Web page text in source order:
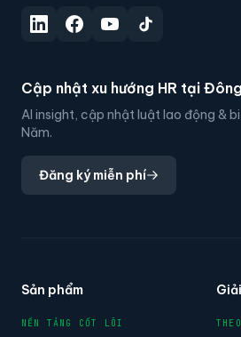
Cập nhật xu hướng HR tại
AI insight, cập nhật luật lao động &
Năm.
Đăng ký miễn phí
Sản phẩm
NỀN TẢNG CỐT LÕI